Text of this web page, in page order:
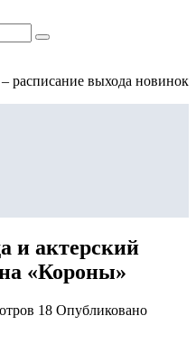
расписание выхода новинок
и актерский
«Короны»
18 Опубликовано